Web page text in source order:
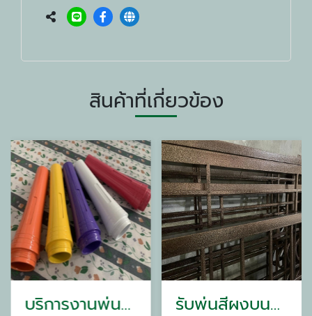
สินค้าที่เกี่ยวข้อง
บริการงานพ่นสีฝุ่น Powder Coating รับพ่นสีผงบนชิ้นงานโลหะ